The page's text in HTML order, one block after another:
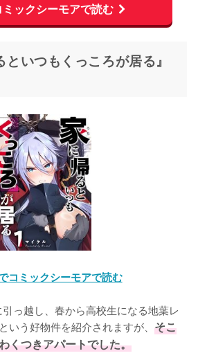
ックシーモアで読む
いつもくっころが居る』
コミックシーモアで読む
っ越し、春から高校生になる地葉レ
いう好物件を紹介されますが、 そこ
くつきアパートでした。